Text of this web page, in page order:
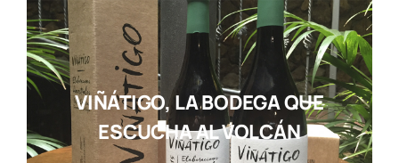
VIÑÁTIGO, LA BODEGA QUE
ESCUCHA AL VOLCÁN